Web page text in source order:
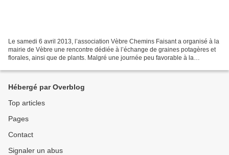
Le samedi 6 avril 2013, l’association Vèbre Chemins Faisant a organisé à la
mairie de Vèbre une rencontre dédiée à l’échange de graines potagères et
florales, ainsi que de plants. Malgré une journée peu favorable à la
Hébergé par Overblog
Top articles
Pages
Contact
Signaler un abus